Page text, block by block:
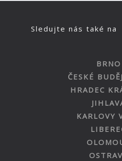
Sledujte nás také na
BRNO
ČESKÉ
HRADEC
KARLOVY